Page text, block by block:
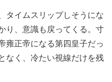
タイムスリップしそうにな
り、意識も戻ってくる。寸
雍正帝になる第四皇子だっ
なく、冷たい視線だけを残